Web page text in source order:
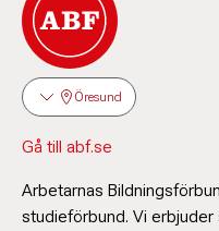
Öresund
Gå till abf.se
Arbetarnas
studieförbund. Vi